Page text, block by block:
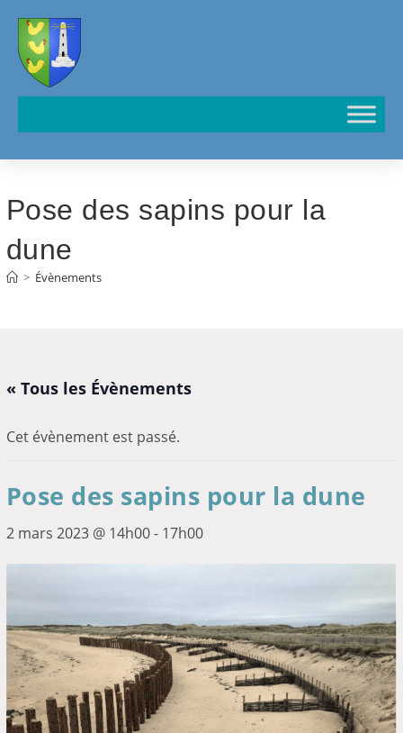
Pose des sapins pour la
dune
> Évènements
« Tous les Évènements
Cet évènement est passé.
Pose des sapins pour la dune
2 mars 2023 @ 14h00- 17h00